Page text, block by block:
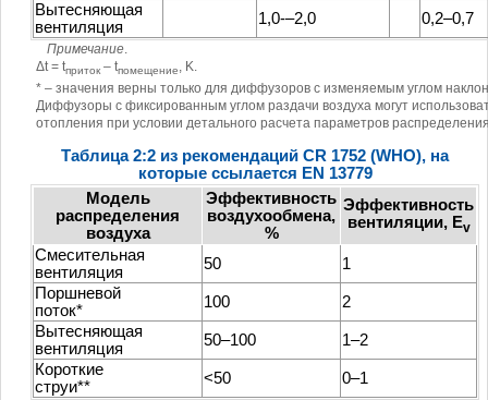
Вытесняющая
вентиляция
1,0-–2,0 0,2–0,7
Примечание.
Δt = tприток – tпомещение, K.
* – значения верны только для диффузоров с изменяемым углом
Диффузоры с фиксированным углом раздачи воздуха могут
отопления при условии детального расчета параметров
Таблица 2:2 из рекомендаций CR 1752 (WHO), на
которые ссылается EN 13779
Модель
распределения
воздуха
Эффективность
воздухообмена,
%
Эффективность
вентиляции, Ev
Смесительная
вентиляция
50
1
Поршневой
поток*
100
2
Вытесняющая
вентиляция
50–100
1–2
Короткие
струи**
<50 0–1